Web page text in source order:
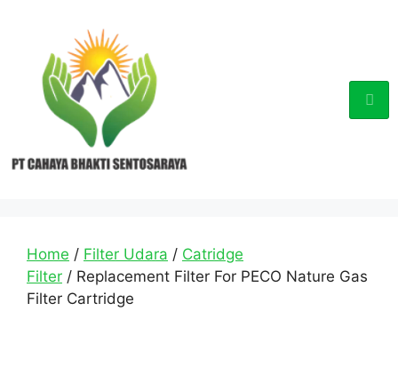
Home / Filter Udara / Catridge
Filter / Replacement Filter For PECO Nature Gas
Filter Cartridge